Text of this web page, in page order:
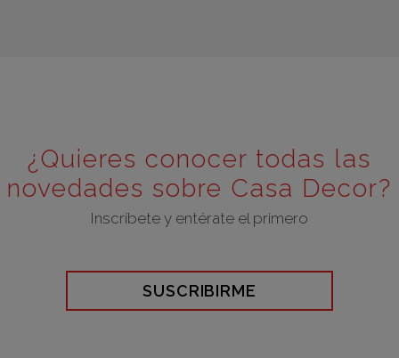
¿Quieres conocer todas las
novedades sobre Casa Decor?
Inscríbete y entérate el primero
SUSCRIBIRME